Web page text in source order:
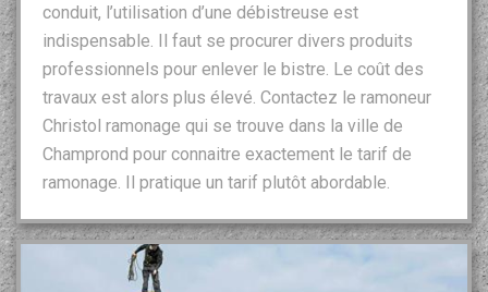
conduit, l’utilisation d’une débistreuse est
indispensable. Il faut se procurer divers produits
professionnels pour enlever le bistre. Le coût des
travaux est alors plus élevé. Contactez le ramoneur
Christol ramonage qui se trouve dans la ville de
Champrond pour connaitre exactement le tarif de
ramonage. Il pratique un tarif plutôt abordable.